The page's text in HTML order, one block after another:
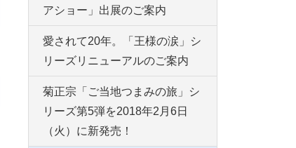
アショー」出展のご案内
愛されて20年。「王様の涙」シ
リーズリニューアルのご案内
菊正宗「ご当地つまみの旅」シ
リーズ第5弾を2018年2月6日
（火）に新発売！